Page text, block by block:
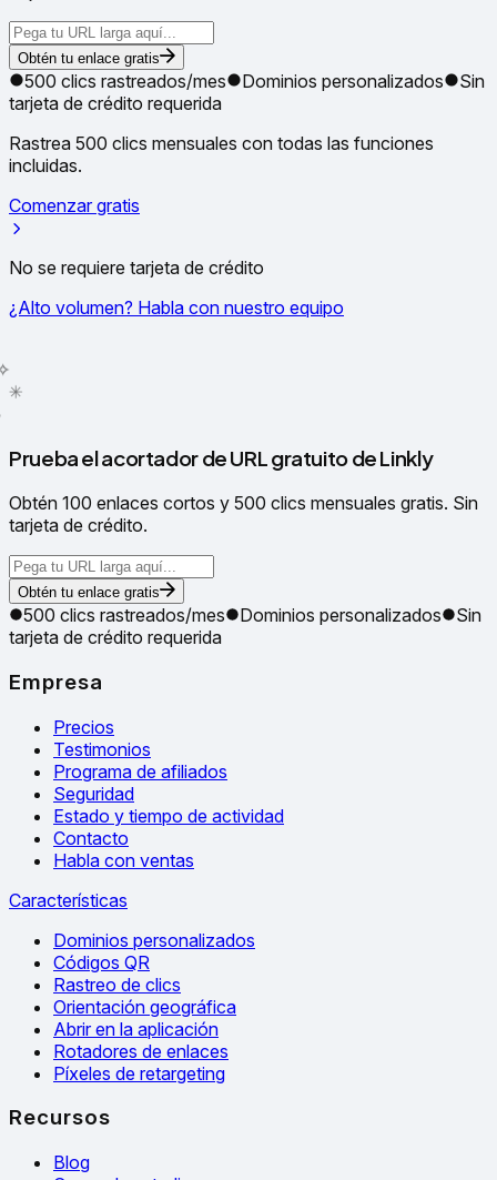
Obtén tu enlace gratis
500 clics rastreados/mes Dominios personalizados
Sin
tarjeta de crédito requerida
Rastrea 500 clics mensuales con todas las funciones
incluidas.
Comenzar gratis
No se requiere tarjeta de crédito
¿Alto volumen? Habla con nuestro equipo
✳
Prueba el acortador de URL gratuito de Linkly
Obtén 100 enlaces cortos y 500 clics mensuales gratis. Sin
tarjeta de crédito.
Obtén tu enlace gratis
500 clics rastreados/mes Dominios personalizados
Sin
tarjeta de crédito requerida
Empresa
Precios
Testimonios
Programa de afiliados
Seguridad
Estado y tiempo de actividad
Contacto
Habla con ventas
Características
Dominios personalizados
Códigos QR
Rastreo de clics
Orientación geográfica
Abrir en la aplicación
Rotadores de enlaces
Píxeles de retargeting
Recursos
Blog